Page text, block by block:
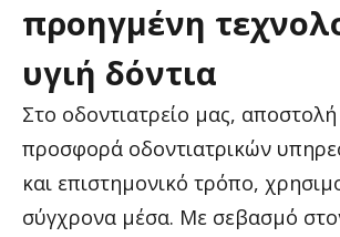
προηγμένη
υγιή δόντια
Στο οδοντιατρείο μας, αποστολή
προσφορά οδοντιατρικών
και επιστημονικό τρόπο,
σύγχρονα μέσα. Με σεβασμό